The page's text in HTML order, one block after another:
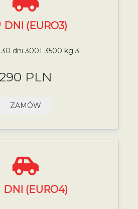
DNI (EURO3)
dni 3001-3500 kg 3
PLN
ZAMÓW
DNI (EURO4)